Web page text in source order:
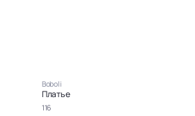
Boboli
Платье
116